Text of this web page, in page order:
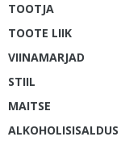
TOOTJA
TOOTE LIIK
VIINAMARJAD
STIIL
MAITSE
ALKOHOLISISALDUS